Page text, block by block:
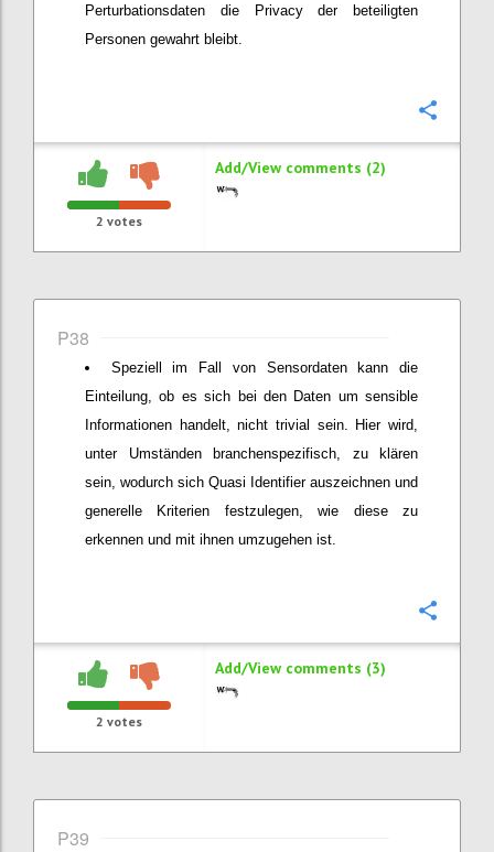
Perturbationsdaten die Privacy der beteiligten
Personen gewahrt bleibt.
2 votes
Add/View comments (2)
P38
Speziell im Fall von Sensordaten kann die
Einteilung, ob es sich bei den Daten um sensible
Informationen handelt, nicht trivial sein. Hier wird,
unter Umständen branchenspezifisch, zu klären
sein, wodurch sich Quasi Identifier auszeichnen und
generelle Kriterien festzulegen, wie diese zu
erkennen und mit ihnen umzugehen ist.
2 votes
Add/View comments (3)
P39